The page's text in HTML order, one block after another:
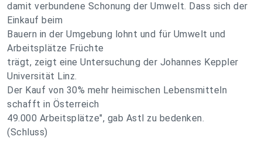
damit verbundene Schonung der Umwelt. Dass sich der
Einkauf beim
Bauern in der Umgebung lohnt und für Umwelt und
Arbeitsplätze Früchte
trägt, zeigt eine Untersuchung der Johannes Keppler
Universität Linz.
Der Kauf von 30% mehr heimischen Lebensmitteln
schafft in Österreich
49.000 Arbeitsplätze", gab Astl zu bedenken.
(Schluss)